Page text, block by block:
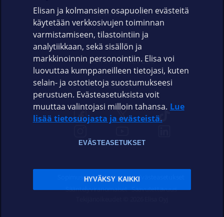
OMAYHTEISÖ
VIANSELVITYS
ASIAKASPALVELU
ELISA.FI
Sopimusehdot Tietosuoja Evästeasetukset
Sääntelyviranomaiset Saavutettavuus
Elisan ja kolmansien osapuolien evästeitä
käytetään verkkosivujen toiminnan
varmistamiseen, tilastointiin ja
analytiikkaan, sekä sisällön ja
markkinoinnin personointiin. Elisa voi
luovuttaa kumppaneilleen tietojasi, kuten
selain- ja ostotietoja suostumukseesi
perustuen. Evästeasetuksista voit
muuttaa valintojasi milloin tahansa. Lue
lisää tietosuojasta ja evästeistä.
EVÄSTEASETUKSET
HYVÄKSY KAIKKI